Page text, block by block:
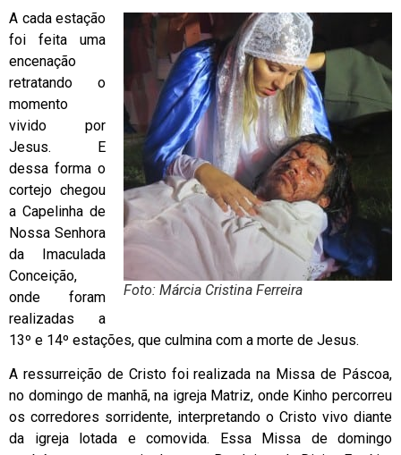
Foto: Márcia Cristina Ferreira
A cada estação
foi feita uma
encenação
retratando o
momento
vivido por
Jesus. E
dessa forma o
cortejo chegou
a Capelinha de
Nossa Senhora
da Imaculada
Conceição,
onde foram
realizadas a
13º e 14º estações, que culmina com a morte de Jesus.
A ressurreição de Cristo foi realizada na Missa de Páscoa,
no domingo de manhã, na igreja Matriz, onde Kinho percorreu
os corredores sorridente, interpretando o Cristo vivo diante
da igreja lotada e comovida. Essa Missa de domingo